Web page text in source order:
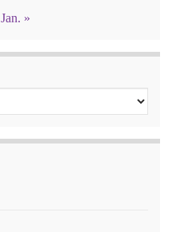
Jan. »